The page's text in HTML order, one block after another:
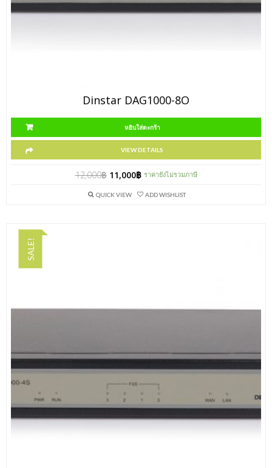
Dinstar DAG1000-8O
หยิบใส่ตะกร้า
VIEW DETAILS
12,000฿ 11,000฿ ราคายังไม่รวมภาษี
QUICK VIEW ADD WISHLIST
SALE!